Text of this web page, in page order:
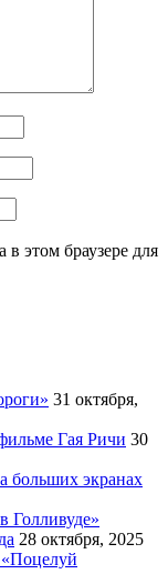
этом браузере для
31 октября,
Гая Ричи 30
больших экранах
28 октября, 2025
«Поцелуй